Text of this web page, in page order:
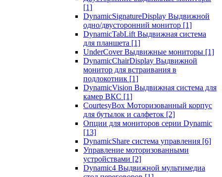
[1]
DynamicSignatureDisplay Выдвижной
одно/двусторонний монитор [1]
DynamicTabLift Выдвижная система
для планшета [1]
UnderCover Выдвижные мониторы [1]
DynamicChairDisplay Выдвижной
монитор для встраивания в
подлокотник [1]
DynamicVision Выдвижная система для
камер ВКС [1]
CourtesyBox Моторизованный корпус
для бутылок и салфеток [2]
Опции для мониторов серии Dynamic
[13]
DynamicShare система управления [6]
Управление моторизованными
устройствами [2]
Dynamic4 Выдвижной мультимедиа